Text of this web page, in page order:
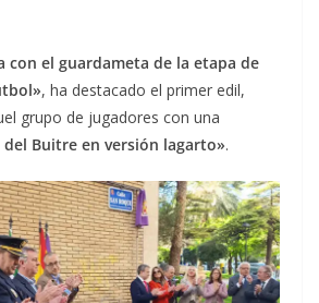
con el guardameta de la etapa de
, ha destacado el primer edil,
grupo de jugadores con una
Buitre en versión lagarto».